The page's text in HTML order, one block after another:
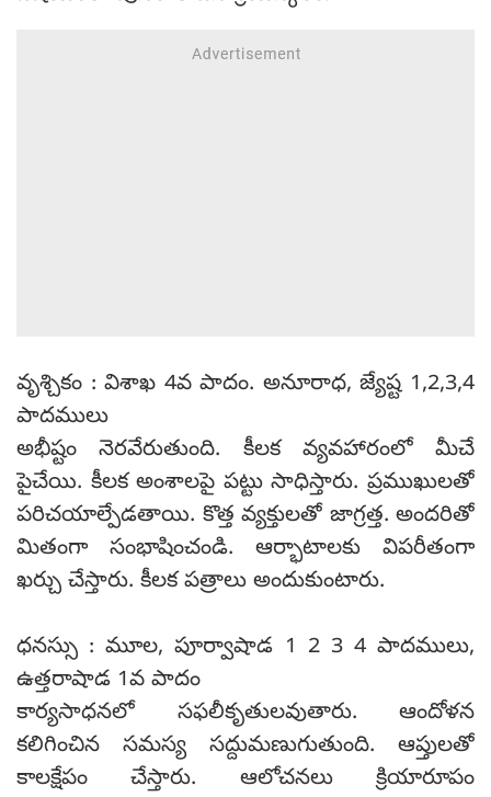
వృశ్చికం : విశాఖ 4వ పాదం. అనూరాధ, జ్యేష్ట 1,2,3,4
పాదములు
అభీష్టం నెరవేరుతుంది. కీలక వ్యవహారంలో మీచే
పైచేయి. కీలక అంశాలపై పట్టు సాధిస్తారు. ప్రముఖులతో
పరిచయాల్పేడతాయి. కొత్త వ్యక్తులతో జాగ్రత్త. అందరితో
మితంగా సంభాషించండి. ఆర్భాటాలకు విపరీతంగా
ఖర్చు చేస్తారు. కీలక పత్రాలు అందుకుంటారు.
ధనస్సు : మూల, పూర్వాషాడ 1 2 3 4 పాదములు,
ఉత్తరాషాడ 1వ పాదం
కార్యసాధనలో సఫలీకృతులవుతారు. ఆందోళన
కలిగించిన సమస్య సద్దుమణుగుతుంది. ఆప్తులతో
కాలక్షేపం చేస్తారు. ఆలోచనలు క్రియారూపం